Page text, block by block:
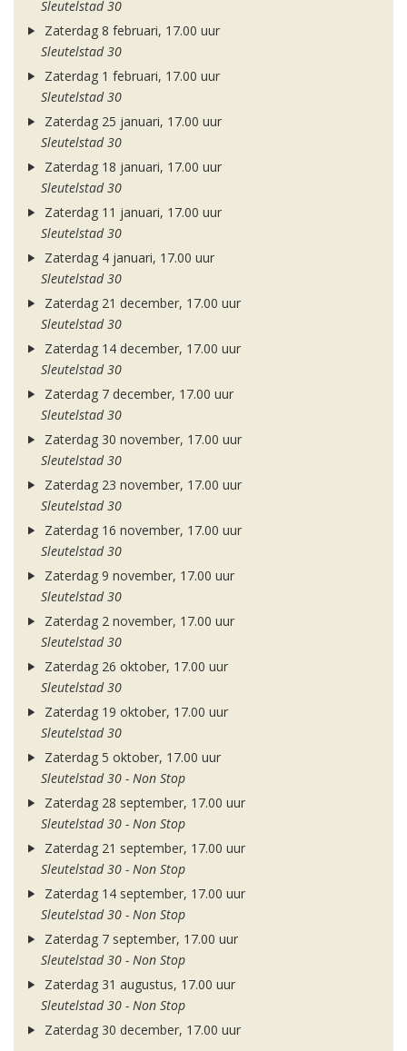
Sleutelstad 30
Zaterdag 8 februari, 17.00 uur
Sleutelstad 30
Zaterdag 1 februari, 17.00 uur
Sleutelstad 30
Zaterdag 25 januari, 17.00 uur
Sleutelstad 30
Zaterdag 18 januari, 17.00 uur
Sleutelstad 30
Zaterdag 11 januari, 17.00 uur
Sleutelstad 30
Zaterdag 4 januari, 17.00 uur
Sleutelstad 30
Zaterdag 21 december, 17.00 uur
Sleutelstad 30
Zaterdag 14 december, 17.00 uur
Sleutelstad 30
Zaterdag 7 december, 17.00 uur
Sleutelstad 30
Zaterdag 30 november, 17.00 uur
Sleutelstad 30
Zaterdag 23 november, 17.00 uur
Sleutelstad 30
Zaterdag 16 november, 17.00 uur
Sleutelstad 30
Zaterdag 9 november, 17.00 uur
Sleutelstad 30
Zaterdag 2 november, 17.00 uur
Sleutelstad 30
Zaterdag 26 oktober, 17.00 uur
Sleutelstad 30
Zaterdag 19 oktober, 17.00 uur
Sleutelstad 30
Zaterdag 5 oktober, 17.00 uur
Sleutelstad 30 - Non Stop
Zaterdag 28 september, 17.00 uur
Sleutelstad 30 - Non Stop
Zaterdag 21 september, 17.00 uur
Sleutelstad 30 - Non Stop
Zaterdag 14 september, 17.00 uur
Sleutelstad 30 - Non Stop
Zaterdag 7 september, 17.00 uur
Sleutelstad 30 - Non Stop
Zaterdag 31 augustus, 17.00 uur
Sleutelstad 30 - Non Stop
Zaterdag 30 december, 17.00 uur